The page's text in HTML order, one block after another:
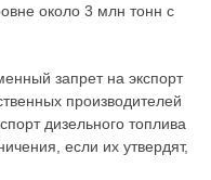
около 3 млн тонн с
запрет на экспорт
производителей
дизельного топлива
если их утвердят,